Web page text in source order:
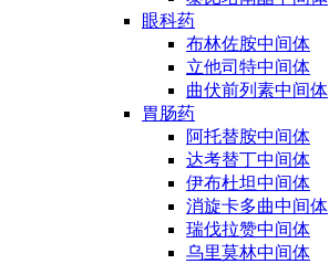
眼科药
布林佐胺中间体
立他司特中间体
曲伏前列素中间体
胃肠药
阿托替胺中间体
达考替丁中间体
伊布杜坦中间体
消旋卡多曲中间体
瑞伐拉赞中间体
乌里莫林中间体